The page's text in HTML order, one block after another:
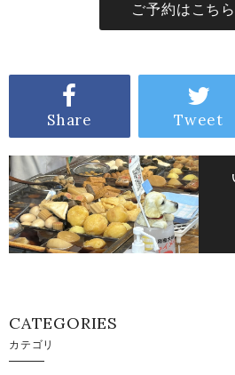
ご予約はこち
Share Tweet
CATEGORIES
カテゴリ